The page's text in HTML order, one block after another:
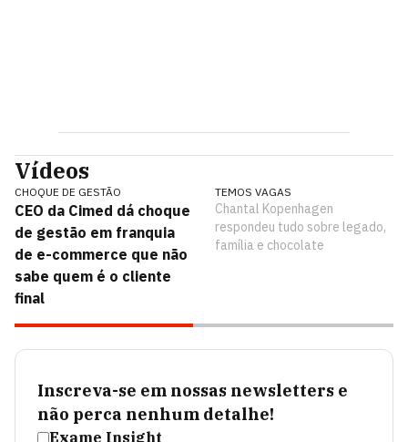
Vídeos
CHOQUE DE GESTÃO
CEO da Cimed dá choque
de gestão em franquia
de e-commerce que não
sabe quem é o cliente
final
TEMOS VAGAS
Chantal Kopenhagen
respondeu tudo sobre legado,
família e chocolate
Inscreva-se em nossas newsletters e
não perca nenhum detalhe!
Exame Insight